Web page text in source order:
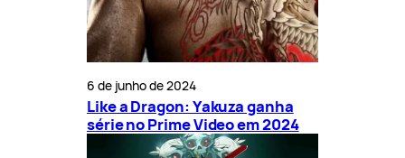
6 de junho de 2024
Like a Dragon: Yakuza ganha
série no Prime Video em 2024